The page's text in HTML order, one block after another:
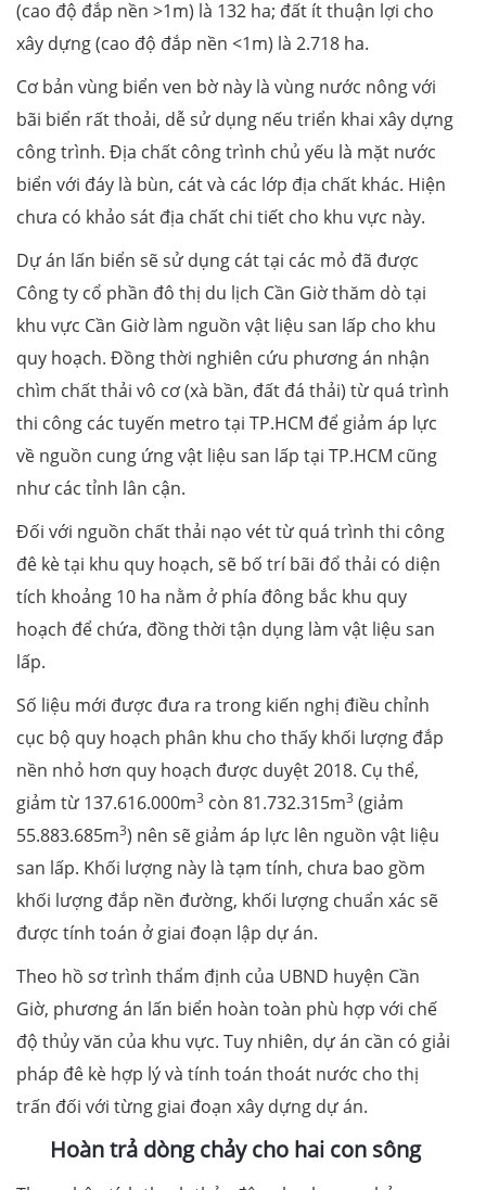
(cao độ đắp nền >1m) là 132 ha; đất ít thuận lợi cho
xây dựng (cao độ đắp nền <1m) là 2.718 ha.
Cơ bản vùng biển ven bờ này là vùng nước nông với
bãi biển rất thoải, dễ sử dụng nếu triển khai xây dựng
công trình. Địa chất công trình chủ yếu là mặt nước
biển với đáy là bùn, cát và các lớp địa chất khác. Hiện
chưa có khảo sát địa chất chi tiết cho khu vực này.
Dự án lấn biển sẽ sử dụng cát tại các mỏ đã được
Công ty cổ phần đô thị du lịch Cần Giờ thăm dò tại
khu vực Cần Giờ làm nguồn vật liệu san lấp cho khu
quy hoạch. Đồng thời nghiên cứu phương án nhận
chìm chất thải vô cơ (xà bần, đất đá thải) từ quá trình
thi công các tuyến metro tại TP.HCM để giảm áp lực
về nguồn cung ứng vật liệu san lấp tại TP.HCM cũng
như các tỉnh lân cận.
Đối với nguồn chất thải nạo vét từ quá trình thi công
đê kè tại khu quy hoạch, sẽ bố trí bãi đổ thải có diện
tích khoảng 10 ha nằm ở phía đông bắc khu quy
hoạch để chứa, đồng thời tận dụng làm vật liệu san
lấp.
Số liệu mới được đưa ra trong kiến nghị điều chỉnh
cục bộ quy hoạch phân khu cho thấy khối lượng đắp
nền nhỏ hơn quy hoạch được duyệt 2018. Cụ thể,
giảm từ 137.616.000m3 còn 81.732.315m3 (giảm
55.883.685m3) nên sẽ giảm áp lực lên nguồn vật liệu
san lấp. Khối lượng này là tạm tính, chưa bao gồm
khối lượng đắp nền đường, khối lượng chuẩn xác sẽ
được tính toán ở giai đoạn lập dự án.
Theo hồ sơ trình thẩm định của UBND huyện Cần
Giờ, phương án lấn biển hoàn toàn phù hợp với chế
độ thủy văn của khu vực. Tuy nhiên, dự án cần có giải
pháp đê kè hợp lý và tính toán thoát nước cho thị
trấn đối với từng giai đoạn xây dựng dự án.
Hoàn trả dòng chảy cho hai con sông